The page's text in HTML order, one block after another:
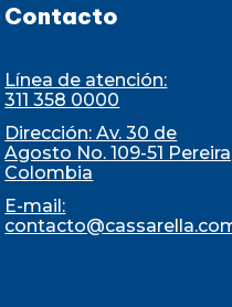
Contacto
Línea de atención:
311 358 0000
Dirección: Av. 30 de
Agosto No. 109-51
Colombia
E-mail: